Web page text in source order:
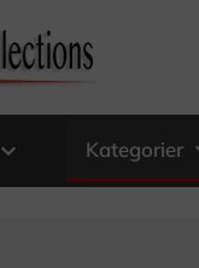
expand_more Kategorier